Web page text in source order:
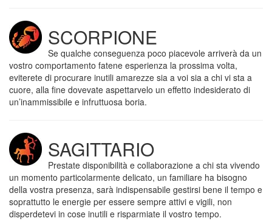
SCORPIONE
Se qualche conseguenza poco piacevole arriverà da un
vostro comportamento fatene esperienza la prossima volta,
eviterete di procurare inutili amarezze sia a voi sia a chi vi sta a
cuore, alla fine dovevate aspettarvelo un effetto indesiderato di
un’inammissibile e infruttuosa boria.
SAGITTARIO
Prestate disponibilità e collaborazione a chi sta vivendo
un momento particolarmente delicato, un familiare ha bisogno
della vostra presenza, sarà indispensabile gestirsi bene il tempo e
soprattutto le energie per essere sempre attivi e vigili, non
disperdetevi in cose inutili e risparmiate il vostro tempo.